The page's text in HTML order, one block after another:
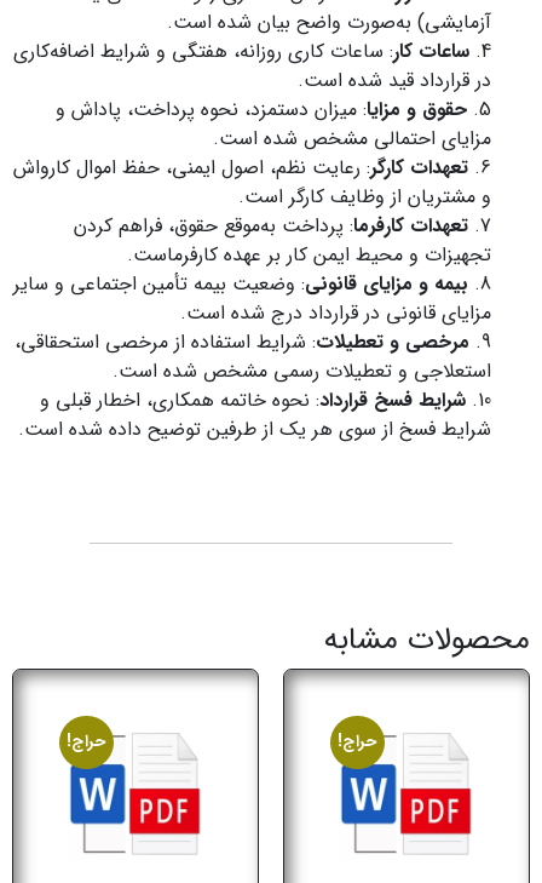
آزمایشی) به‌صورت واضح بیان شده است.
ساعات کار: ساعات کاری روزانه، هفتگی و شرایط اضافه‌کاری
در قرارداد قید شده است.
حقوق و مزایا: میزان دستمزد، نحوه پرداخت، پاداش و
مزایای احتمالی مشخص شده است.
تعهدات کارگر: رعایت نظم، اصول ایمنی، حفظ اموال کارواش
و مشتریان از وظایف کارگر است.
تعهدات کارفرما: پرداخت به‌موقع حقوق، فراهم کردن
تجهیزات و محیط ایمن کار بر عهده کارفرماست.
بیمه و مزایای قانونی: وضعیت بیمه تأمین اجتماعی و سایر
مزایای قانونی در قرارداد درج شده است.
مرخصی و تعطیلات: شرایط استفاده از مرخصی استحقاقی،
استعلاجی و تعطیلات رسمی مشخص شده است.
شرایط فسخ قرارداد: نحوه خاتمه همکاری، اخطار قبلی و
شرایط فسخ از سوی هر یک از طرفین توضیح داده شده است.
محصولات مشابه
حراج! حراج!